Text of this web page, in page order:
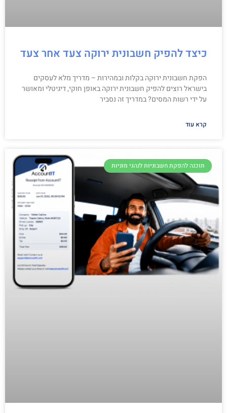
כיצד להפיק חשבונית ירוקה צעד אחר צעד
הפקת חשבונית ירוקה בקלות ובמהירות – מדריך מלא לעסקים
בישראל רוצים להפיק חשבונית ירוקה באופן חוקי, דיגיטלי ומאושר
על ידי רשות המסים? במדריך זה נסביר
קרא עוד
תוכנה להפקת חשבוניות לנהגי מוניות